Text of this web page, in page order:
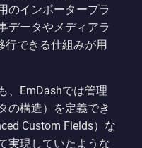
のインポータープラ
データやメディアラ
行できる仕組みが用
、EmDashでは管理
の構造）を定義でき
Custom Fields）な
実現していたような